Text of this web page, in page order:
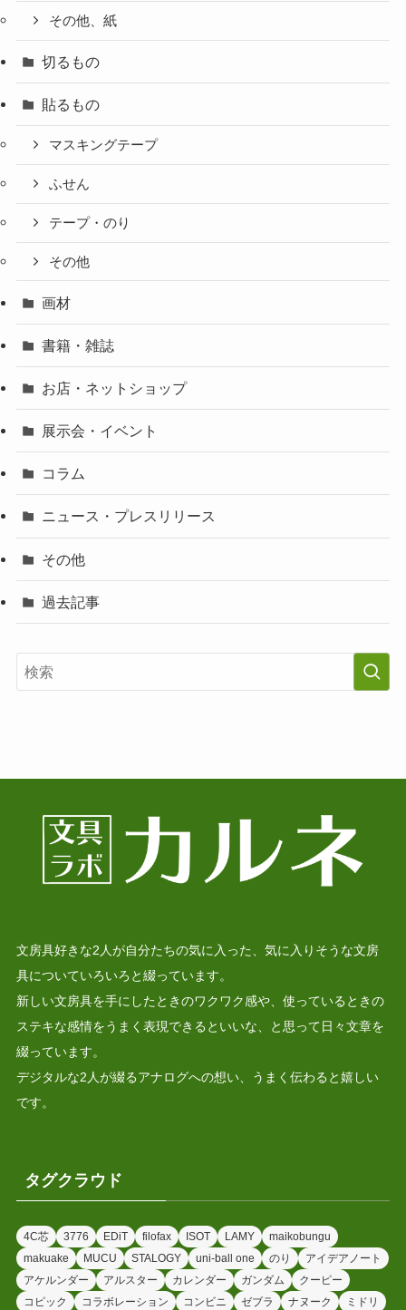
その他、紙
切るもの
貼るもの
マスキングテープ
ふせん
テープ・のり
その他
画材
書籍・雑誌
お店・ネットショップ
展示会・イベント
コラム
ニュース・プレスリリース
その他
過去記事
文房具好きな2人が自分たちの気に入った、気に入りそうな文房
具についていろいろと綴っています。
新しい文房具を手にしたときのワクワク感や、使っているときの
ステキな感情をうまく表現できるといいな、と思って日々文章を
綴っています。
デジタルな2人が綴るアナログへの想い、うまく伝わると嬉しい
です。
タグクラウド
4C芯 3776 EDiT filofax ISOT LAMY
maikobungu
makuake
MUCU STALOGY uni-ball one のり
アイデアノート
アケルンダー
アルスター カレンダー ガンダム
クーピー
コピック
コラボレーション コンビニ ゼブラ ナヌーク ミドリ